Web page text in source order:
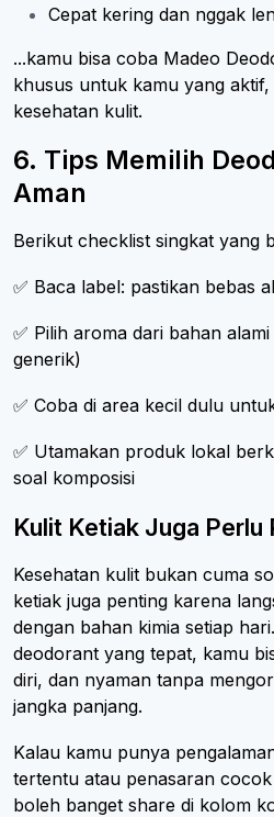
Cepat kering dan nggak
...kamu bisa coba Madeo
khusus untuk kamu yang
kesehatan kulit.
6. Tips Memilih
Aman
Berikut checklist singkat yang
✅ Baca label: pastikan bebas
✅ Pilih aroma dari bahan
generik)
✅ Coba di area kecil dulu
✅ Utamakan produk lokal
soal komposisi
Kulit Ketiak Juga Perlu
Kesehatan kulit bukan cuma
ketiak juga penting karena
dengan bahan kimia setiap
deodorant yang tepat, kamu
diri, dan nyaman tanpa
jangka panjang.
Kalau kamu punya
tertentu atau penasaran
boleh banget share di kolom